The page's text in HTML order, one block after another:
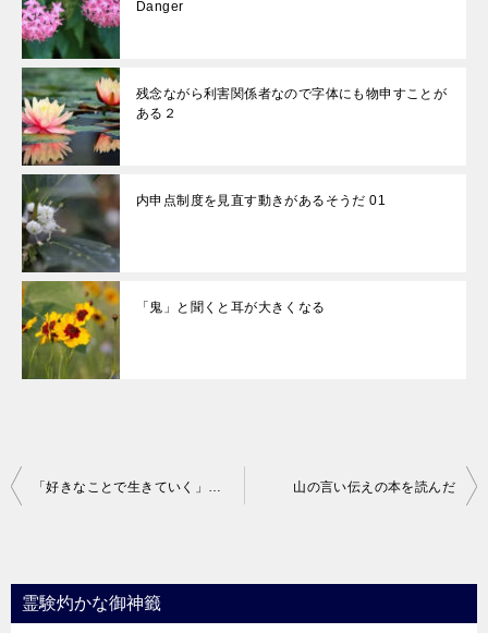
Danger
残念ながら利害関係者なので字体にも物申すことが
ある２
内申点制度を見直す動きがあるそうだ 01
「鬼」と聞くと耳が大きくなる
投
ビ
ゲ
「好きなことで生きていく」について 山の言い伝えの本を読んだ
霊験灼かな御神籤